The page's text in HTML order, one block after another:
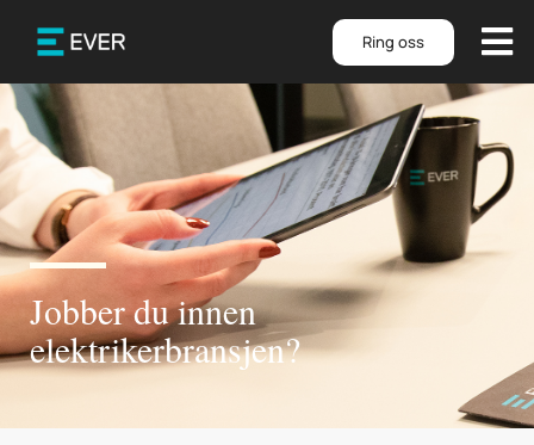
Ring oss
Jobber du innen
elektrikerbransjen?